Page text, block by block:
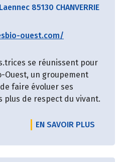
85130 CHANVERRIE
ouest.com/
se réunissent pour
Ouest, un groupement
faire évoluer ses
plus de respect du vivant.
EN SAVOIR PLUS